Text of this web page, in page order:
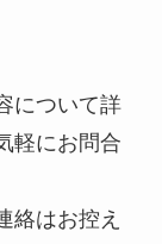
について詳
軽にお問合
絡はお控え